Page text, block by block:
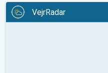
VejrRadar